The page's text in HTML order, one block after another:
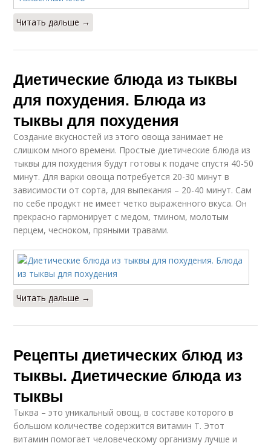
Читать дальше →
Диетические блюда из тыквы
для похудения. Блюда из
тыквы для похудения
Создание вкусностей из этого овоща занимает не
слишком много времени. Простые диетические блюда из
тыквы для похудения будут готовы к подаче спустя 40-50
минут. Для варки овоща потребуется 20-30 минут в
зависимости от сорта, для выпекания – 20-40 минут. Сам
по себе продукт не имеет четко выраженного вкуса. Он
прекрасно гармонирует с медом, тмином, молотым
перцем, чесноком, пряными травами.
Читать дальше →
Рецепты диетических блюд из
тыквы. Диетические блюда из
тыквы
Тыква – это уникальный овощ, в составе которого в
большом количестве содержится витамин Т. Этот
витамин помогает человеческому организму лучше и